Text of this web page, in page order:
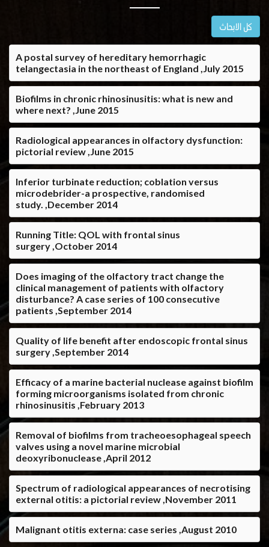
كل الابحاث
A postal survey of hereditary hemorrhagic
telangectasia in the northeast of England ,July 2015
Biofilms in chronic rhinosinusitis: what is new and
where next? ,June 2015
Radiological appearances in olfactory dysfunction:
pictorial review ,June 2015
Inferior turbinate reduction; coblation versus
microdebrider-a prospective, randomised
study. ,December 2014
Running Title: QOL with frontal sinus
surgery ,October 2014
Does imaging of the olfactory tract change the
clinical management of patients with olfactory
disturbance? A case series of 100 consecutive
patients ,September 2014
Quality of life benefit after endoscopic frontal sinus
surgery ,September 2014
Efficacy of a marine bacterial nuclease against biofilm
forming microorganisms isolated from chronic
rhinosinusitis ,February 2013
Removal of biofilms from tracheoesophageal speech
valves using a novel marine microbial
deoxyribonuclease ,April 2012
Spectrum of radiological appearances of necrotising
external otitis: a pictorial review ,November 2011
Malignant otitis externa: case series ,August 2010